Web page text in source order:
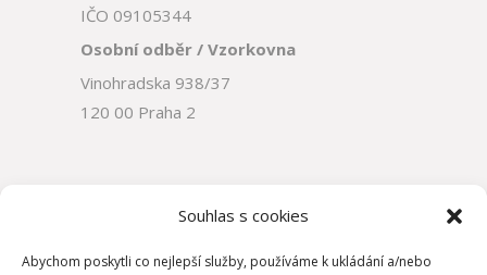
Souhlas s cookies
Abychom poskytli co nejlepší služby, používáme k ukládání a/nebo
IČO 09105344
Osobní odběr / Vzorkovna
Vinohradska 938/37
120 00 Praha 2